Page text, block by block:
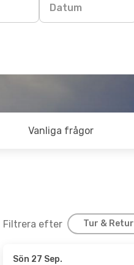
Datum
Vanliga frågor
Filtrera efter Tur & Retur
Sön 27 Sep.